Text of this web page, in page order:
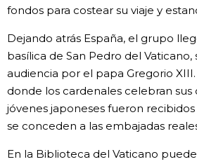
fondos para costear su viaje y
Dejando atrás España, el grupo
basílica de San Pedro del
audiencia por el papa Gregorio
donde los cardenales celebran sus
jóvenes japoneses fueron
se conceden a las embajadas
En la Biblioteca del Vaticano